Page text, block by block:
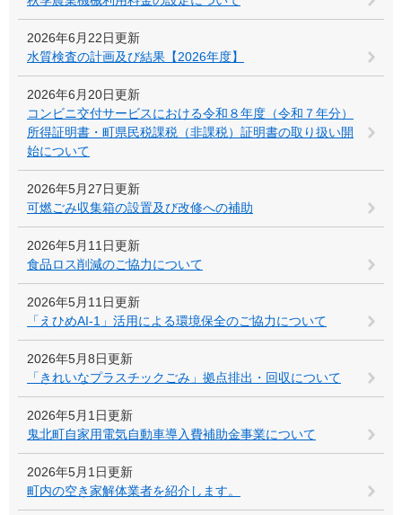
2026年6月22日更新
水質検査の計画及び結果【2026年度】
2026年6月20日更新
コンビニ交付サービスにおける令和８年度（令和７年分）
所得証明書・町県民税課税（非課税）証明書の取り扱い開
始について
2026年5月27日更新
可燃ごみ収集箱の設置及び改修への補助
2026年5月11日更新
食品ロス削減のご協力について
2026年5月11日更新
「えひめAI-1」活用による環境保全のご協力について
2026年5月8日更新
「きれいなプラスチックごみ」拠点排出・回収について
2026年5月1日更新
鬼北町自家用電気自動車導入費補助金事業について
2026年5月1日更新
町内の空き家解体業者を紹介します。